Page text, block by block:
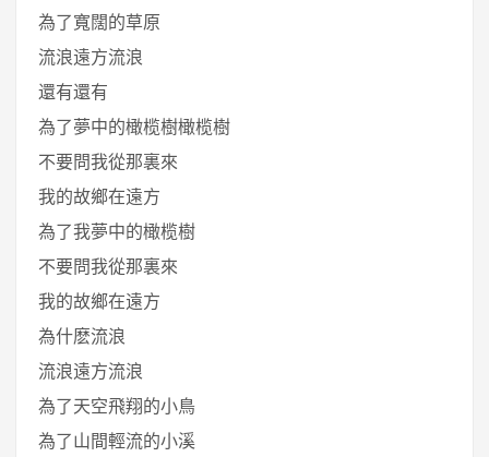
為了寬闊的草原
流浪遠方流浪
還有還有
為了夢中的橄榄樹橄榄樹
不要問我從那裏來
我的故鄉在遠方
為了我夢中的橄榄樹
不要問我從那裏來
我的故鄉在遠方
為什麽流浪
流浪遠方流浪
為了天空飛翔的小鳥
為了山間輕流的小溪